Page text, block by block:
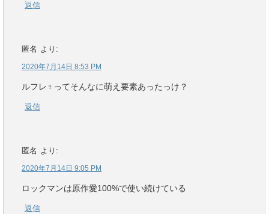
返信
匿名 より:
2020年7月14日 8:53 PM
ルフレ♀ってそんなに萌え要素あったっけ？
返信
匿名 より:
2020年7月14日 9:05 PM
ロックマンは原作愛100%で使い続けている
返信